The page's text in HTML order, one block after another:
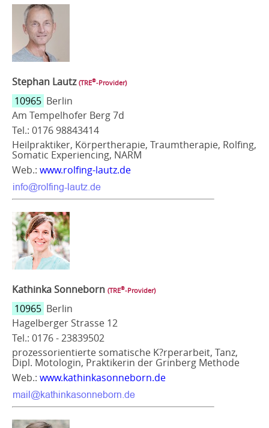
Stephan Lautz (TRE®‑Provider)
10965 Berlin
Am Tempelhofer Berg 7d
Tel.: 0176 98843414
Heilpraktiker, Körpertherapie, Traumtherapie, Rolfing,
Somatic Experiencing, NARM
Web.: www.rolfing-lautz.de
Kathinka Sonneborn (TRE®‑Provider)
10965 Berlin
Hagelberger Strasse 12
Tel.: 0176 - 23839502
prozessorientierte somatische K?rperarbeit, Tanz,
Dipl. Motologin, Praktikerin der Grinberg Methode
Web.: www.kathinkasonneborn.de